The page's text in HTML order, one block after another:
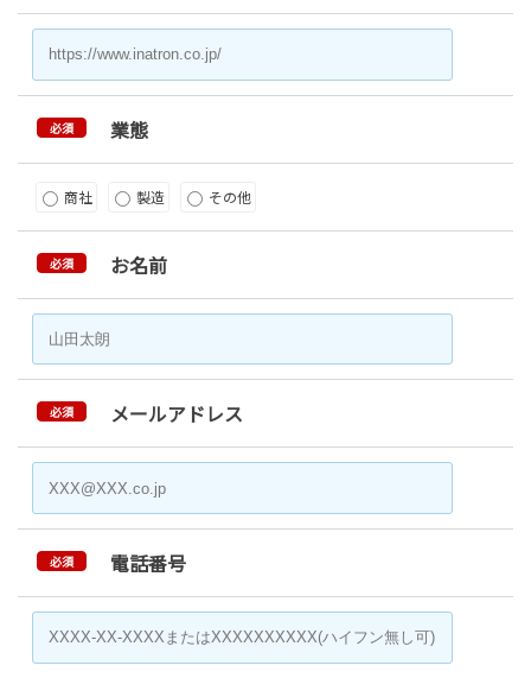
必須 業態
商社 製造 その他
必須 お名前
必須 メールアドレス
必須 電話番号